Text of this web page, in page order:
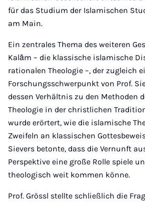
für das Studium der Islamischen
am Main.
Ein zentrales Thema des weiteren
Kalām – die klassische islamische
rationalen Theologie –, der zugleich
Forschungsschwerpunkt von Prof.
dessen Verhältnis zu den Methoden
Theologie in der christlichen
wurde erörtert, wie die islamische
Zweifeln an klassischen
Sievers betonte, dass die Vernunft
Perspektive eine große Rolle spiele
theologisch weit kommen könne.
Prof. Grössl stellte schließlich die